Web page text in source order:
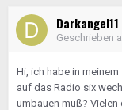
Darkangel11
Geschrieben
Hi, ich habe in
auf das Radio six
umbauen muß? Vielen